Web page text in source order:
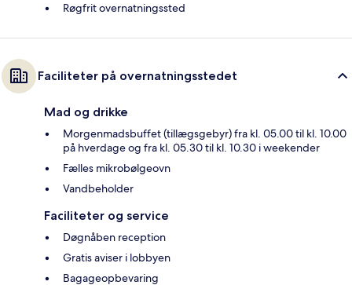
Røgfrit overnatningssted
Faciliteter på overnatningsstedet
Mad og drikke
Morgenmadsbuffet (tillægsgebyr) fra kl. 05.00 til kl. 10.00
på hverdage og fra kl. 05.30 til kl. 10.30 i weekender
Fælles mikrobølgeovn
Vandbeholder
Faciliteter og service
Døgnåben reception
Gratis aviser i lobbyen
Bagageopbevaring